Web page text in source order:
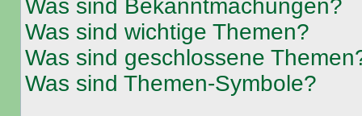
Was sind Bekanntmachungen?
Was sind wichtige Themen?
Was sind geschlossene
Was sind Themen-Symbole?